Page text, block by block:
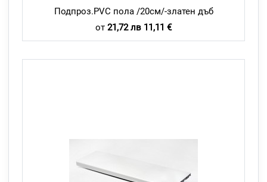
Подпроз.PVC пола /20см/-златен дъб
от 21,72 лв 11,11 €